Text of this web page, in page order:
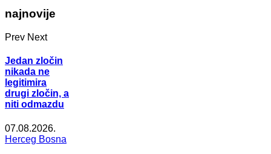
najnovije
Prev Next
Jedan zločin
nikada ne
legitimira
drugi zločin, a
niti odmazdu
07.08.2026.
Herceg Bosna